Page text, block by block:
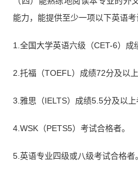
能力，能提供至少一项以下英语考
1.全国大学英语六级（CET-6）成
2.托福（TOEFL）成绩72分及以上
3.雅思（IELTS）成绩5.5分及以上
4.WSK（PETS5）考试合格者。
5.英语专业四级或八级考试合格者